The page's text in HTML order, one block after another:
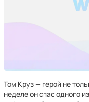
Том Круз — герой не
неделе он спас одного